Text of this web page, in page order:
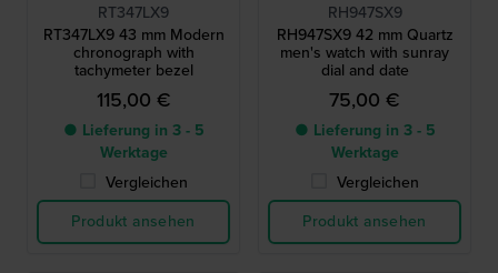
RT347LX9
RT347LX9 43 mm Modern
chronograph with
tachymeter bezel
115,00 €
● Lieferung in 3 - 5
Werktage
Vergleichen
Produkt ansehen
RH947SX9
RH947SX9 42 mm Quartz
men's watch with sunray
dial and date
75,00 €
● Lieferung in 3 - 5
Werktage
Vergleichen
Produkt ansehen